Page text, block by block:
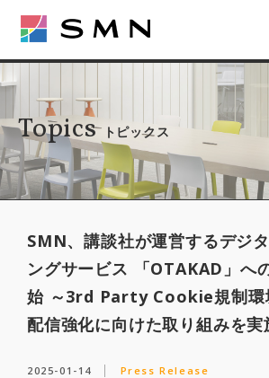
Topics トピックス
SMN、講談社が運営するデジ
ングサービス 「OTAKAD」へ
始 ～3rd Party Cookie規制環
配信強化に向けた取り組みを実
2025-01-14 Press Release